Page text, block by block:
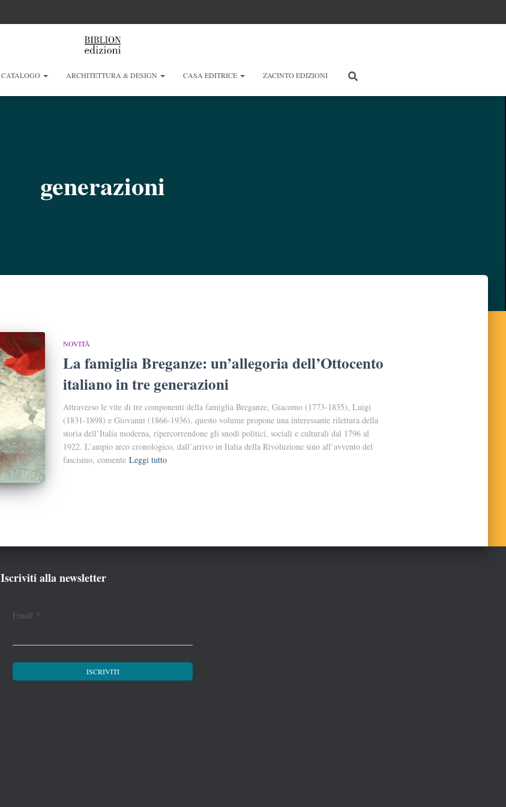
CATALOGO ARCHITETTURA & DESIGN CASA EDITRICE ZACINTO EDIZIONI
generazioni
NOVITÀ
La famiglia Breganze: un’allegoria dell’Ottocento
italiano in tre generazioni
Attraverso le vite di tre componenti della famiglia Breganze, Giacomo (1773-1835), Luigi
(1831-1898) e Giovanni (1866-1936), questo volume propone una interessante rilettura della
storia dell’Italia moderna, ripercorrendone gli snodi politici, sociali e culturali dal 1796 al
1922. L’ampio arco cronologico, dall’arrivo in Italia della Rivoluzione sino all’avvento del
fascismo, consente Leggi tutto
Iscriviti alla newsletter
Email *